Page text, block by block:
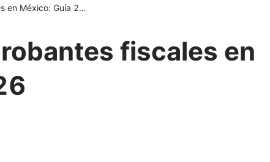
Emisión de comprobantes fiscales en México: Guía 2026
fiscales en